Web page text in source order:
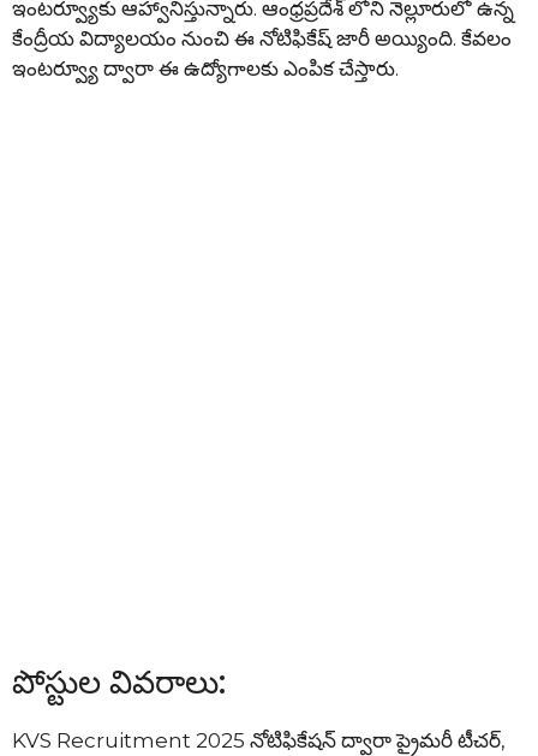
ఇంటర్వ్యూకు ఆహ్వానిస్తున్నారు. ఆంధ్రప్రదేశ్ లోని నెల్లూరులో ఉన్న
కేంద్రీయ విద్యాలయం నుంచి ఈ నోటిఫికేష్ జారీ అయ్యింది. కేవలం
ఇంటర్వ్యూ ద్వారా ఈ ఉద్యోగాలకు ఎంపిక చేస్తారు.
పోస్టుల వివరాలు:
KVS Recruitment 2025 నోటిఫికేషన్ ద్వారా ప్రైమరీ టీచర్,